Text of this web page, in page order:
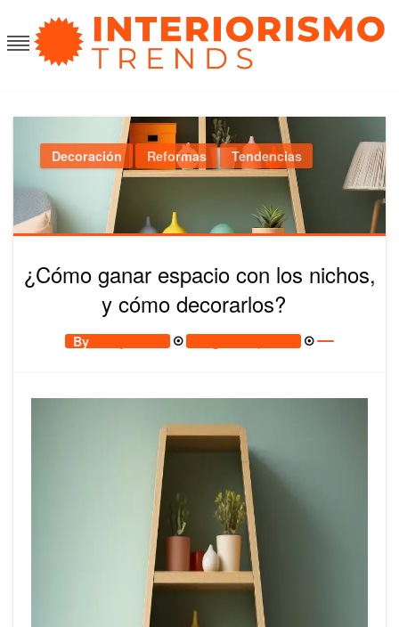
to
content
Decoración Reformas Tendencias
¿Cómo ganar espacio con los nichos,
y cómo decorarlos?
By Posted
on